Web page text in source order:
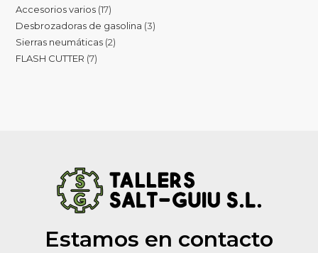
Accesorios varios 17
Desbrozadoras de gasolina 3
Sierras neumáticas 2
FLASH CUTTER 7
Estamos en contacto